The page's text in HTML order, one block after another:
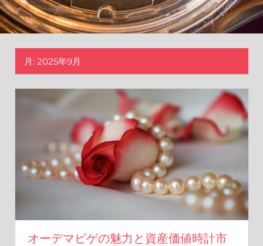
へ。
価
値
を
発
す
い
月: 2025年9月
オーデマピゲの魅力と資産価値時計市